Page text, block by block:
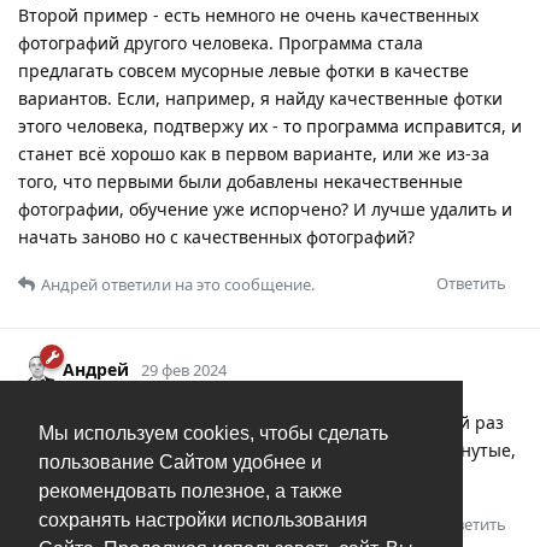
Мы используем cookies, чтобы сделать
пользование Сайтом удобнее и
рекомендовать полезное, а также
сохранять настройки использования
Второй пример - есть немного не очень качественных
фотографий другого человека. Программа стала
предлагать совсем мусорные левые фотки в качестве
вариантов. Если, например, я найду качественные фотки
этого человека, подтвержу их - то программа исправится, и
станет всё хорошо как в первом варианте, или же из-за
того, что первыми были добавлены некачественные
фотографии, обучение уже испорчено? И лучше удалить и
начать заново но с качественных фотографий?
Ответить
Андрейответили на это сообщение.
Андрей 29 фев 2024
Saturn
Порядок пометки роли не играет. Каждый раз
при расчете учитываются все помеченные и отвергнутые,
не зависимо от их порядка.
Ответить